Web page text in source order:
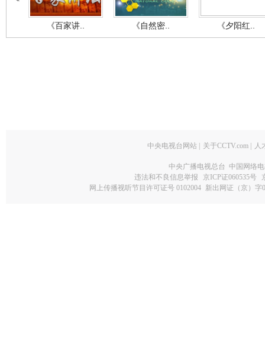
《百家讲.. 《自然密.. 《夕阳红..
中央电视台网站 关于CCTV.com 人
中央广播电视总台 中国网络
违法和不良信息举报
京ICP证060535号
网上传播视听节目许可证号 0102004 新出网证（京）